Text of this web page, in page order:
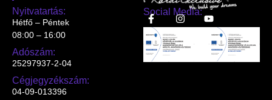
Social Media:
Nyitvatartás:
Hétfő – Péntek
08:00 – 16:00
Adószám:
25297937-2-04
Cégjegyzékszám:
04-09-013396